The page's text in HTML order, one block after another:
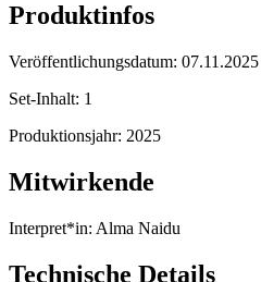
Produktinfos
Veröffentlichungsdatum: 07.11.2025
Set-Inhalt: 1
Produktionsjahr: 2025
Mitwirkende
Interpret*in: Alma Naidu
Technische Details